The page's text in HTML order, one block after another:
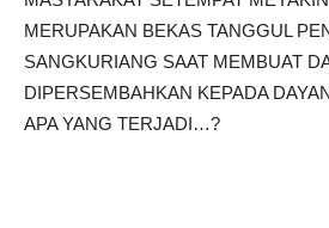
MERUPAKAN BEKAS TANGGUL
SANGKURIANG SAAT MEMBUAT
DIPERSEMBAHKAN KEPADA
APA YANG TERJADI…?